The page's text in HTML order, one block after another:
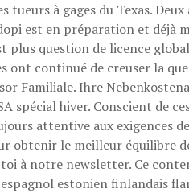
tueurs à gages du Texas.
est en préparation et déjà
plus question de licence
ont continué de creuser la
Familiale. Ihre
spécial hiver. Conscient de
attentive aux exigences
obtenir le meilleur équilibre
à notre newsletter. Ce
espagnol estonien finlandais